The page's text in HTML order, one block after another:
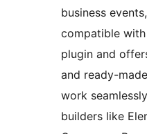
business
compatible with
plugin and
and ready-
work
builders like